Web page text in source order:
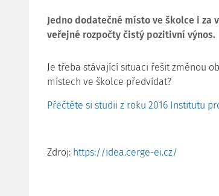
Jedno dodatečné místo ve školce i
veřejné rozpočty čistý pozitivní výnos.
Je třeba stávající situaci řešit změnou
místech ve školce předvídat?
Přečtěte si studii z roku 2016 Institutu
Zdroj: https://idea.cerge-ei.cz/